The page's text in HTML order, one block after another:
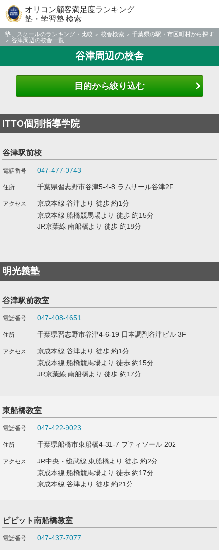
オリコン顧客満足度ランキング
塾・学習塾 検索
塾、スクールのランキング・比較 校舎検索
千葉県の駅・市区町村から探す
谷津周辺の校舎一覧
谷津周辺の校舎
目的から絞り込む
ITTO個別指導学院
谷津駅前校
047-477-0743
千葉県習志野市谷津5-4-8 ラムサール谷津2F
京成本線 谷津より 徒歩 約1分
京成本線 船橋競馬場より 徒歩 約15分
JR京葉線 南船橋より 徒歩 約18分
明光義塾
谷津駅前教室
047-408-4651
千葉県習志野市谷津4-6-19 日本調剤谷津ビル 3F
京成本線 谷津より 徒歩 約1分
京成本線 船橋競馬場より 徒歩 約15分
JR京葉線 南船橋より 徒歩 約17分
東船橋教室
047-422-9023
千葉県船橋市東船橋4-31-7 プティソール 202
JR中央・総武線 東船橋より 徒歩 約2分
京成本線 船橋競馬場より 徒歩 約17分
京成本線 谷津より 徒歩 約21分
ビビット南船橋教室
047-437-7077